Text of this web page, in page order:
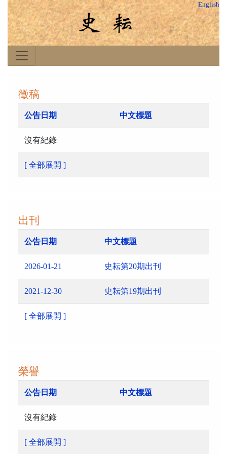
English
徵稿
公告日期 中文標題
沒有紀錄
[ 全部展開 ]
出刊
公告日期 中文標題
2026-01-21 史耘第20期出刊
2021-12-30 史耘第19期出刊
[ 全部展開 ]
榮譽
公告日期 中文標題
沒有紀錄
[ 全部展開 ]